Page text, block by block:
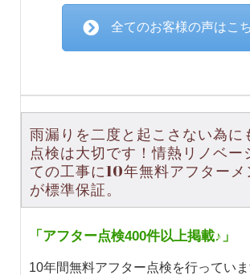
りました、また何かの時にはお世話
すべてのレビューを見る
全てのお客様の声はこ
雨漏りを二度と起こさない為に
点検は大切です！情熱リノベー
ての工事に10年無料アフターメ
が標準保証。
「アフター点検400件以上掲載♪」
10年間無料アフター点検を行ってい